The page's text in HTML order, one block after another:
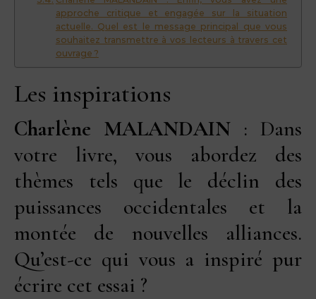
approche critique et engagée sur la situation
actuelle. Quel est le message principal que vous
souhaitez transmettre à vos lecteurs à travers cet
ouvrage ?
Les inspirations
Charlène MALANDAIN : Dans
votre livre, vous abordez des
thèmes tels que le déclin des
puissances occidentales et la
montée de nouvelles alliances.
Qu’est-ce qui vous a inspiré pur
écrire cet essai ?